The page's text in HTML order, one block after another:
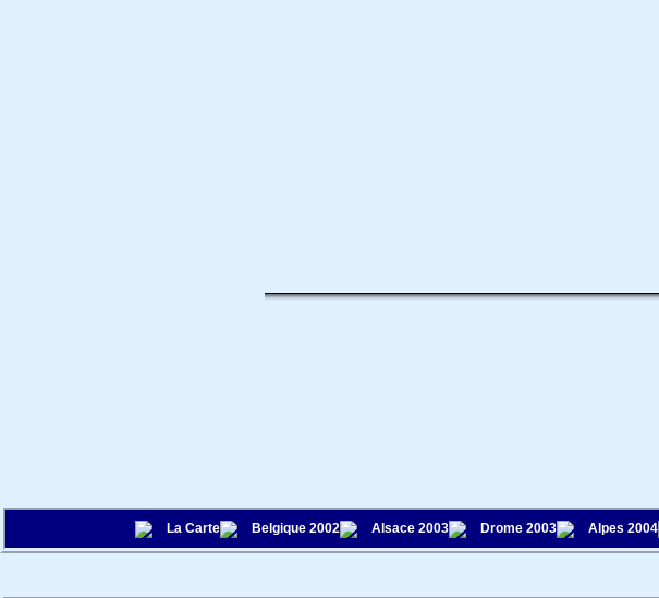
La Carte Belgique 2002 Alsace 2003 Drome 2003 Alpes 2004